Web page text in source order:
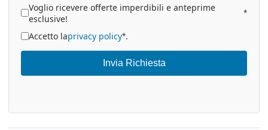
Voglio ricevere offerte imperdibili e anteprime
esclusive!
*
Accetto laprivacy policy*.
Invia Richiesta